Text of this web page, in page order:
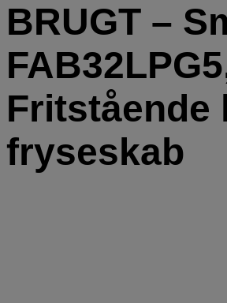
BRUGT –
Fritstående
fryseskab